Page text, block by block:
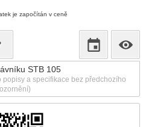
je započítán v ceně
STB 105
popisy a specifikace bez předchozího